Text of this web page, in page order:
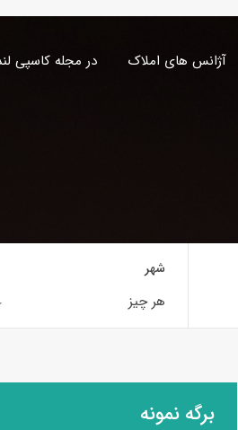
آژانس های املاک در مجله کاسپی
شهر
هر چیز
برگه نمونه